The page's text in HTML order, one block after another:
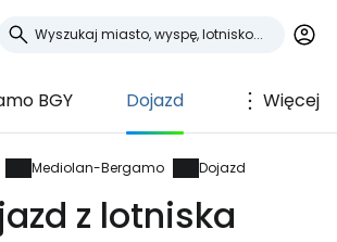
BGY Dojazd Więcej
Mediolan-Bergamo Dojazd
z lotniska
się do
społeczności podróżniczej